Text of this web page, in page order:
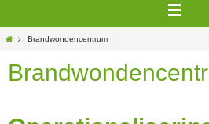
HomeBrandwondencentrum